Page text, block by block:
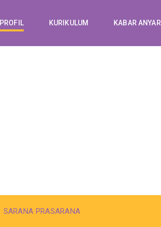
PROFIL KURIKULUM KABAR ANYAR
SARANA PRASARANA